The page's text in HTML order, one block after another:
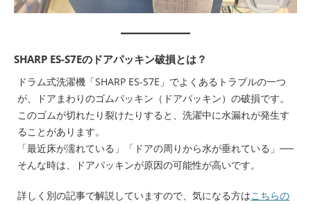
SHARP ES-S7Eのドアパッキン破損とは？
ドラム式洗濯機「SHARP ES-S7E」でよくあるトラブルの一つ
が、ドアまわりのゴムパッキン（ドアパッキン）の破損です。
このゴムが切れたり裂けたりすると、洗濯中に水漏れが発生す
ることがあります。
「最近床が濡れている」「ドアの周りから水が垂れている」──
そんな時は、ドアパッキンが原因の可能性が高いです。
詳しく別の記事で解説していますので、気になる方はこちらの